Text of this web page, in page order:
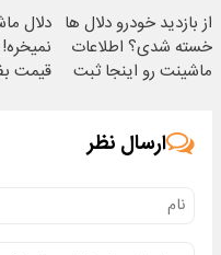
از بازدید خودرو دلال ها
خسته شدی؟ اطلاعات
ماشینت رو اینجا ثبت
دلال
نمیخره!
قیمت
ارسال نظر